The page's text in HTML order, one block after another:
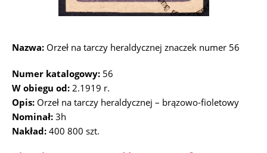
Nazwa: Orzeł na tarczy heraldycznej znaczek numer 56
Numer katalogowy: 56
W obiegu od: 2.1919 r.
Opis: Orzeł na tarczy heraldycznej – brązowo-fioletowy
Nominał: 3h
Nakład: 400 800 szt.